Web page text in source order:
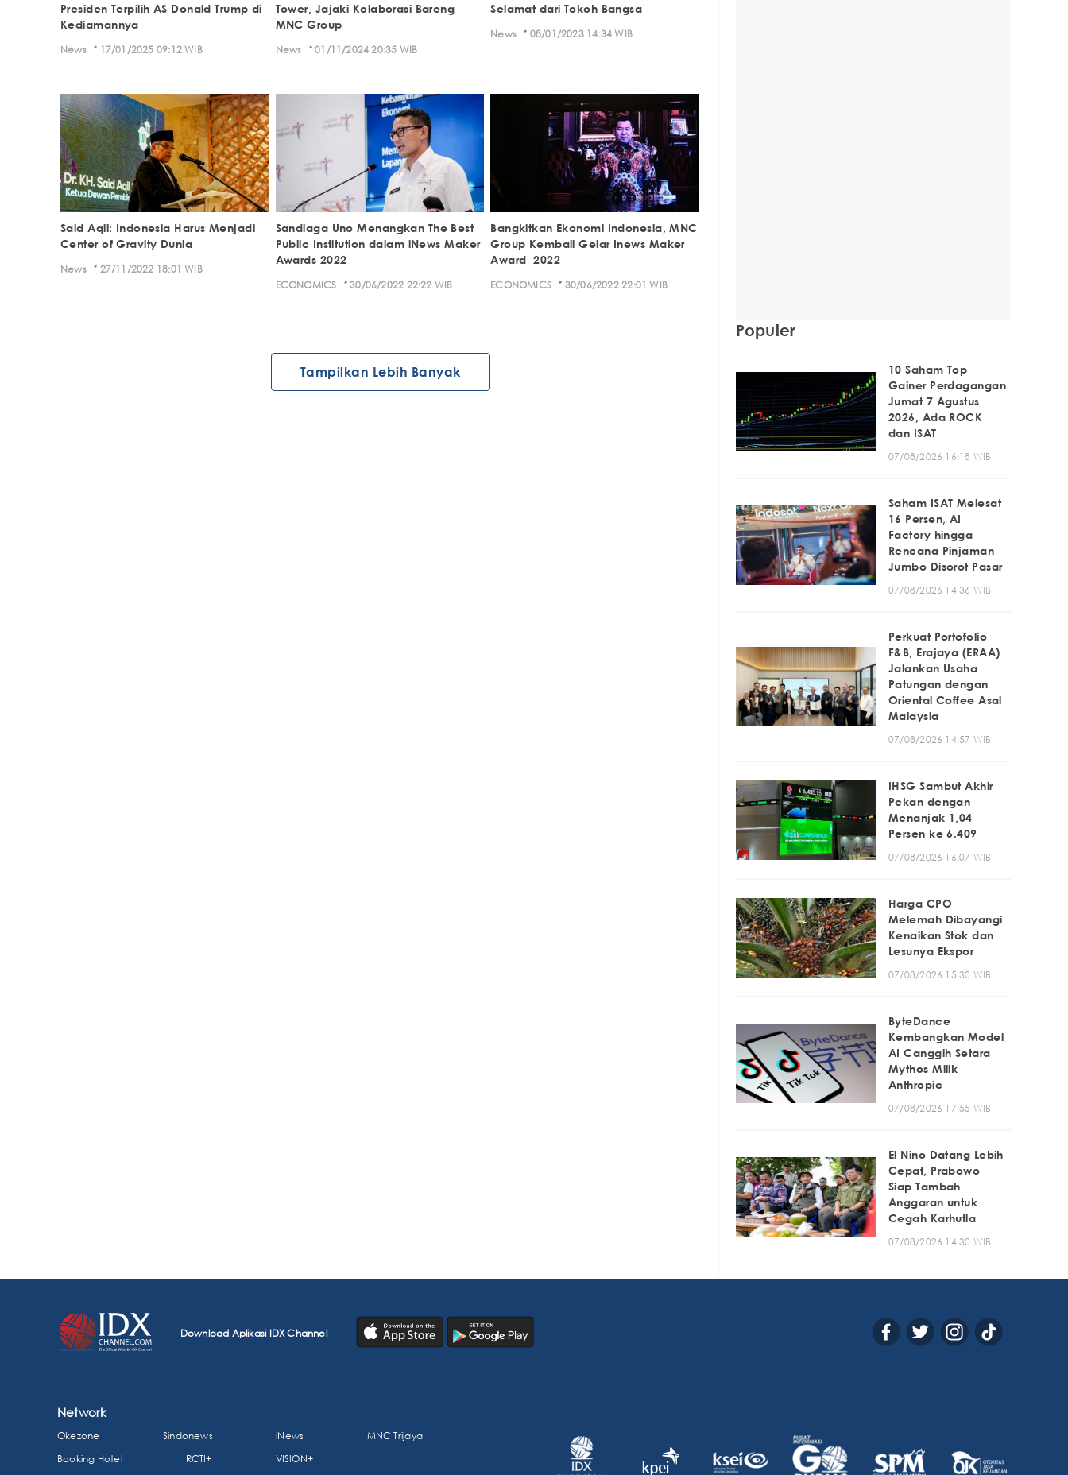
Presiden Terpilih AS Donald Trump di
Kediamannya
News · 17/01/2025 09:12 WIB
Tower, Jajaki Kolaborasi Bareng
MNC Group
News · 01/11/2024 20:35 WIB
Selamat dari Tokoh Bangsa
News · 08/01/2023 14:34 WIB
Said Aqil: Indonesia Harus Menjadi
Center of Gravity Dunia
News · 27/11/2022 18:01 WIB
Sandiaga Uno Menangkan The Best
Public Institution dalam iNews Maker
Awards 2022
ECONOMICS · 30/06/2022 22:22 WIB
Bangkitkan Ekonomi Indonesia, MNC
Group Kembali Gelar Inews Maker
Award 2022
ECONOMICS · 30/06/2022 22:01 WIB
Tampilkan Lebih Banyak
Populer
10 Saham Top
Gainer Perdagangan
Jumat 7 Agustus
2026, Ada ROCK
dan ISAT
07/08/2026 16:18 WIB
Saham ISAT Melesat
16 Persen, AI
Factory hingga
Rencana Pinjaman
Jumbo Disorot Pasar
07/08/2026 14:36 WIB
Perkuat Portofolio
F&B, Erajaya (ERAA)
Jalankan Usaha
Patungan dengan
Oriental Coffee Asal
Malaysia
07/08/2026 14:57 WIB
IHSG Sambut Akhir
Pekan dengan
Menanjak 1,04
Persen ke 6.409
07/08/2026 16:07 WIB
Harga CPO
Melemah Dibayangi
Kenaikan Stok dan
Lesunya Ekspor
07/08/2026 15:30 WIB
ByteDance
Kembangkan Model
AI Canggih Setara
Mythos Milik
Anthropic
07/08/2026 17:55 WIB
El Nino Datang Lebih
Cepat, Prabowo
Siap Tambah
Anggaran untuk
Cegah Karhutla
07/08/2026 14:30 WIB
Download Aplikasi IDX Channel
Network
Okezone Sindonews iNews
MNC Trijaya
Booking Hotel
RCTI+ VISION+